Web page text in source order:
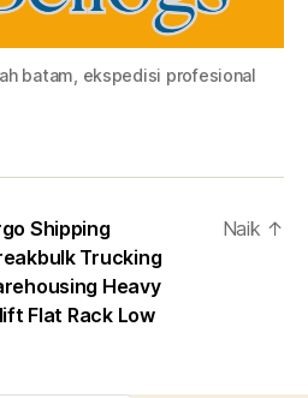
batam, ekspedisi profesional
Shipping
Trucking
Heavy
Flat Rack Low
Naik ↑